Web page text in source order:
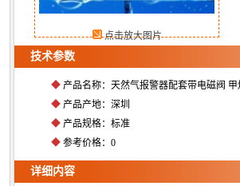
点击放大图片
技术参数
◆ 产品名称：天然气报警器配套带电磁阀 甲
◆ 产品产地：深圳
◆ 产品规格：标准
◆ 参考价格：0
详细内容